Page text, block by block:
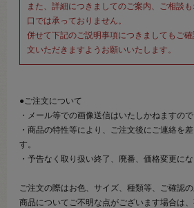
また、詳細につきましてのご案内、ご相談
口では承っておりません。
併せて下記のご説明事項につきましてもご
文いただきますようお願いいたします。
●ご注文について
・メール等での画像送信はいたしかねますの
・商品の特性等により、ご注文後にご連絡を
す。
・予告なく取り扱い終了、廃番、価格変更に
ご注文の際はお色、サイズ、種類等、ご確認
商品についてご不明な点がございます場合は